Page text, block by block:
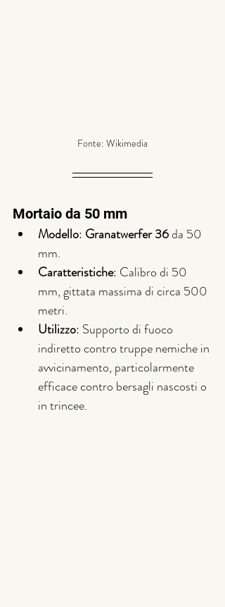
Fonte: Wikimedia
Mortaio da 50 mm
Modello: Granatwerfer 36 da 50
mm.
Caratteristiche: Calibro di 50
mm, gittata massima di circa 500
metri.
Utilizzo: Supporto di fuoco
indiretto contro truppe nemiche in
avvicinamento, particolarmente
efficace contro bersagli nascosti o
in trincee.